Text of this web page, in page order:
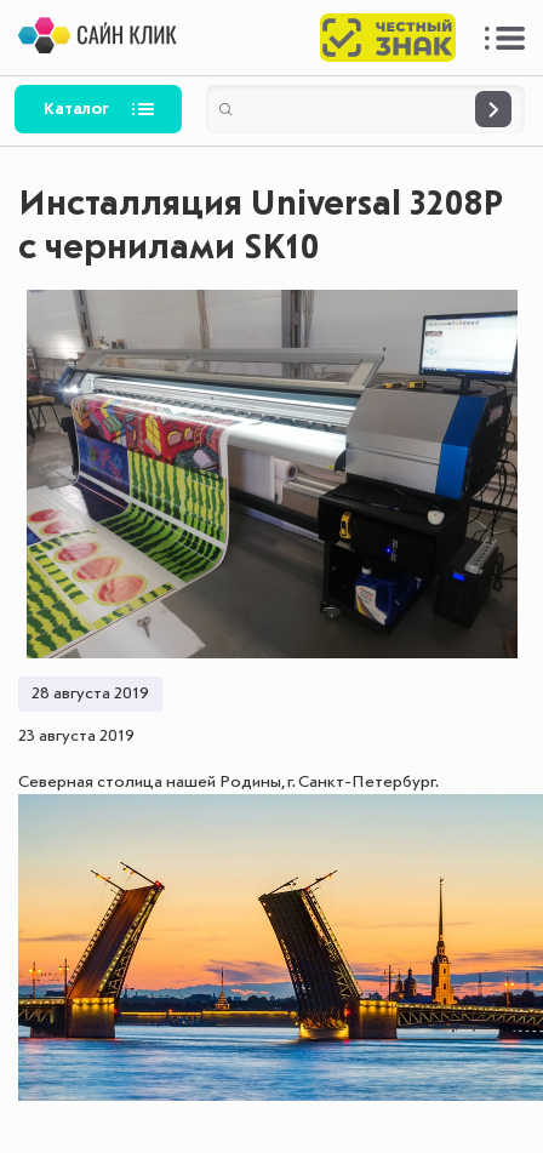
Каталог
Инсталляция Universal 3208P
с чернилами SK10
28 августа 2019
23 августа 2019
Северная столица нашей Родины, г. Санкт-Петербург.